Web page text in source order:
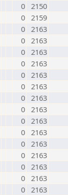
0 2150
0 2159
0 2163
0 2163
0 2163
0 2163
0 2163
0 2163
0 2163
0 2163
0 2163
0 2163
0 2163
0 2163
0 2163
0 2163
0 2163